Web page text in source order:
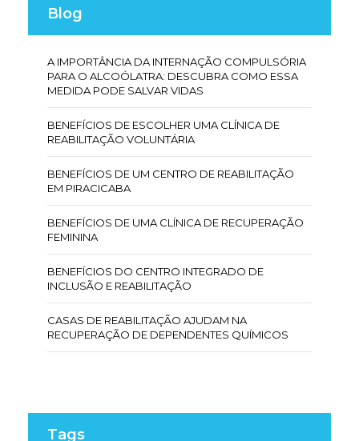
Blog
A IMPORTÂNCIA DA INTERNAÇÃO COMPULSÓRIA
PARA O ALCOÓLATRA: DESCUBRA COMO ESSA
MEDIDA PODE SALVAR VIDAS
BENEFÍCIOS DE ESCOLHER UMA CLÍNICA DE
REABILITAÇÃO VOLUNTÁRIA
BENEFÍCIOS DE UM CENTRO DE REABILITAÇÃO
EM PIRACICABA
BENEFÍCIOS DE UMA CLÍNICA DE RECUPERAÇÃO
FEMININA
BENEFÍCIOS DO CENTRO INTEGRADO DE
INCLUSÃO E REABILITAÇÃO
CASAS DE REABILITAÇÃO AJUDAM NA
RECUPERAÇÃO DE DEPENDENTES QUÍMICOS
CAMINHO PARA A RECUPERAÇÃO
Tags